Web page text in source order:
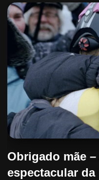
Obrigado mãe
espectacular